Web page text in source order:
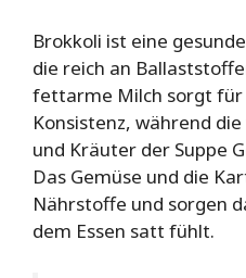
Brokkoli ist eine
die reich an
fettarme Milch sorgt für
Konsistenz, während
und Kräuter der Suppe
Das Gemüse und die
Nährstoffe und sorgen
dem Essen satt fühlt.